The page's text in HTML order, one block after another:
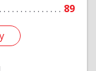
89